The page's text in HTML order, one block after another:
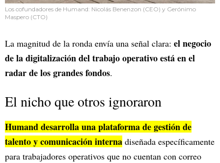
Los cofundadores de Humand: Nicolás Benenzon (CEO) y Gerónimo
Maspero (CTO)
La magnitud de la ronda envía una señal clara: el negocio
de la digitalización del trabajo operativo está en el
radar de los grandes fondos.
El nicho que otros ignoraron
Humand desarrolla una plataforma de gestión de
talento y comunicación interna diseñada específicamente
para trabajadores operativos que no cuentan con correo